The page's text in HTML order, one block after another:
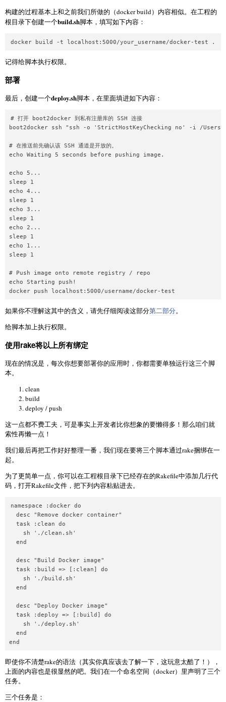
构建的过程基本上和之前我们所做的（docker build）内容相似。在工程的
根目录下创建一个build.sh脚本，填写如下内容：
记得给脚本执行权限。
部署
最后，创建一个deploy.sh脚本，在里面填进如下内容：
# 打开 boot2docker 到私有注册库的 SSH 连接
boot2docker ssh "ssh -o 'StrictHostKeyChecking no' -i /
# 在推送前先确认该 SSH 通道是开放的。
echo Waiting 5 seconds before pushing image.
echo 5...
sleep 1
echo 4...
sleep 1
echo 3...
sleep 1
echo 2...
sleep 1
echo 1...
sleep 1
# Push image onto remote registry / repo
echo Starting push!
如果你不理解这其中的含义，请先仔细阅读这部分第二部分。
给脚本加上执行权限。
使用rake将以上所有绑定
现在的情况是，每次你想要部署你的应用时，你都需要单独运行这三个脚
本。
clean
build
deploy / push
这一点都不费工夫，可是事实上开发者比你想象的要懒得多！那么咱们就
索性再懒一点！
我们最后再把工作好好整理一番，我们现在要将三个脚本通过rake捆绑在一
起。
为了更简单一点，你可以在工程根目录下已经存在的Rakefile中添加几行代
码，打开Rakefile文件，把下列内容粘贴进去。
namespace :docker do
  desc "Remove docker container"
  task :clean do
    sh './clean.sh'
  end
  desc "Build Docker image"
  task :build => [:clean] do
    sh './build.sh'
  end
  desc "Deploy Docker image"
  task :deploy => [:build] do
    sh './deploy.sh'
  end
即使你不清楚rake的语法（其实你真应该去了解一下，这玩意太酷了！），
上面的内容也是很显然的吧。我们在一个命名空间（docker）里声明了三个
任务。
三个任务是：